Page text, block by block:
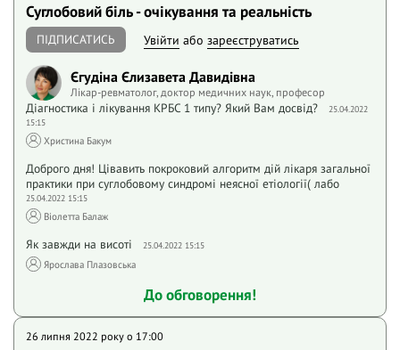
Суглобовий біль - очікування та реальність
ПІДПИСАТИСЬ Увійти або зареєструватись
Єгудіна Єлизавета Давидівна
Лікар-ревматолог, доктор медичних наук, професор
Діагностика і лікування КРБС 1 типу? Який Вам досвід?
25.04.2022
15:15
Христина Бакум
Доброго дня! Цівавить покроковий алгоритм дій лікаря загальної
практики при суглобовому синдромі неясної етіології( лабо
25.04.2022 15:15
Віолетта Балаж
Як завжди на висоті 25.04.2022 15:15
Ярослава Плазовська
До обговорення!
26 липня 2022 року o 17:00